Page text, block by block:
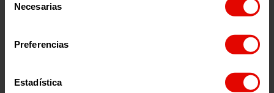
Necesarias
Preferencias
Estadística